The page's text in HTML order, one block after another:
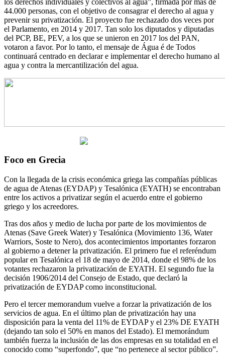
los derechos individuales y colectivos al agua”, firmada por más de
44.000 personas, con el objetivo de consagrar el derecho al agua y
prevenir su privatización. El proyecto fue rechazado dos veces por
el Parlamento, en 2014 y 2017. Tan solo los diputados y diputadas
del PCP, BE, PEV, a los que se unieron en 2017 los del PAN,
votaron a favor. Por lo tanto, el mensaje de Água é de Todos
continuará centrado en declarar e implementar el derecho humano al
agua y contra la mercantilización del agua.
Foco en Grecia
Con la llegada de la crisis económica griega las compañías públicas
de agua de Atenas (EYDAP) y Tesalónica (EYATH) se encontraban
entre los activos a privatizar según el acuerdo entre el gobierno
griego y los acreedores.
Tras dos años y medio de lucha por parte de los movimientos de
Atenas (Save Greek Water) y Tesalónica (Movimiento 136, Water
Warriors, Soste to Nero), dos acontecimientos importantes forzaron
al gobierno a detener la privatización. El primero fue el referéndum
popular en Tesalónica el 18 de mayo de 2014, donde el 98% de los
votantes rechazaron la privatización de EYATH. El segundo fue la
decisión 1906/2014 del Consejo de Estado, que declaró la
privatización de EYDAP como inconstitucional.
Pero el tercer memorandum vuelve a forzar la privatización de los
servicios de agua. En el último plan de privatización hay una
disposición para la venta del 11% de EYDAP y el 23% DE EYATH
(dejando tan solo el 50% en manos del Estado). El memorándum
también fuerza la inclusión de las dos empresas en su totalidad en el
conocido como “superfondo”, que “no pertenece al sector público”.